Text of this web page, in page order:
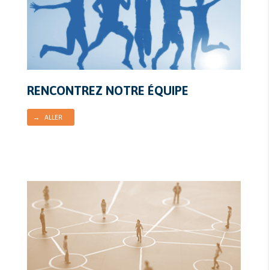
RENCONTREZ NOTRE ÉQUIPE
→ ALLER